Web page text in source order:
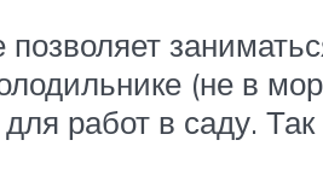
(не в
работ в саду.